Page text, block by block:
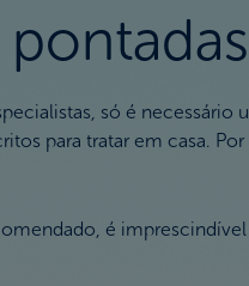
só é
para tratar em casa.
é